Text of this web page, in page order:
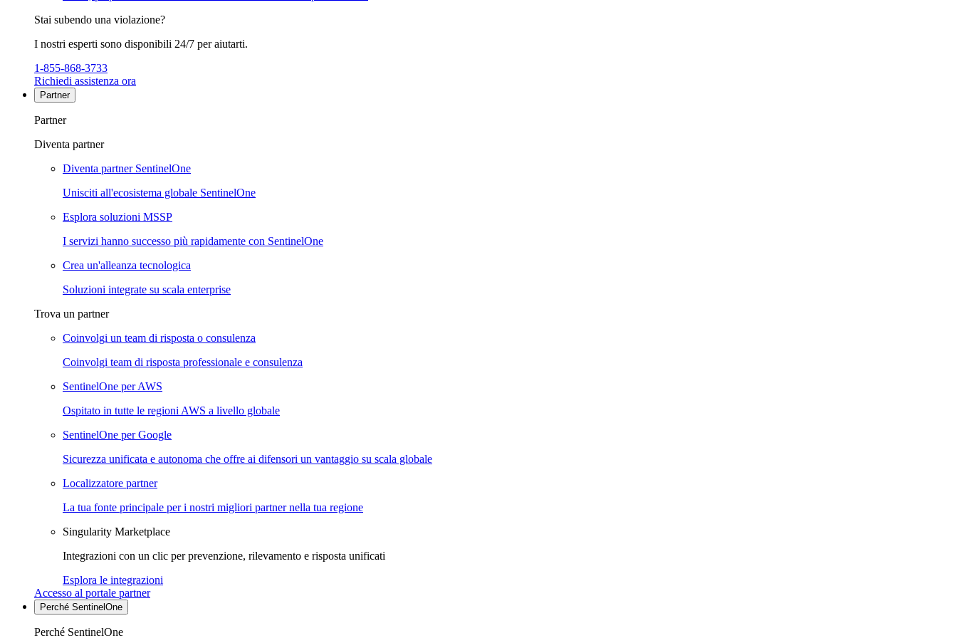
Stai subendo una violazione?
I nostri esperti sono disponibili 24/7 per aiutarti.
1-855-868-3733
Richiedi assistenza ora
Partner
Partner
Diventa partner
Diventa partner SentinelOne
Unisciti all'ecosistema globale SentinelOne
Esplora soluzioni MSSP
I servizi hanno successo più rapidamente con SentinelOne
Crea un'alleanza tecnologica
Soluzioni integrate su scala enterprise
Trova un partner
Coinvolgi un team di risposta o consulenza
Coinvolgi team di risposta professionale e consulenza
SentinelOne per AWS
Ospitato in tutte le regioni AWS a livello globale
SentinelOne per Google
Sicurezza unificata e autonoma che offre ai difensori un vantaggio su scala globale
Localizzatore partner
La tua fonte principale per i nostri migliori partner nella tua regione
Singularity Marketplace
Integrazioni con un clic per prevenzione, rilevamento e risposta unificati
Esplora le integrazioni
Accesso al portale partner
Perché SentinelOne
Perché SentinelOne